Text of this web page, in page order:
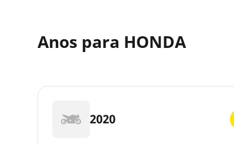
Anos para HONDA
2020